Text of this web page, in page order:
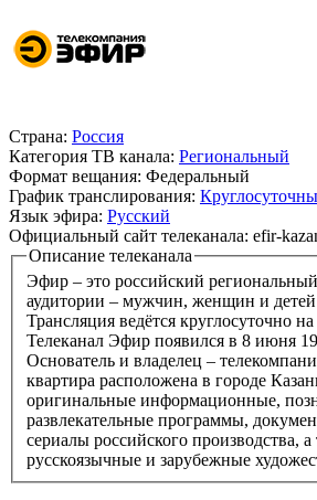
Страна: Россия
Категория ТВ канала: Региональный
Формат вещания: Федеральный
График транслирования:
Язык эфира: Русский
Официальный сайт телеканала: efir-
Описание телеканала
Эфир – это российский
аудитории – мужчин, женщин и детей
Трансляция ведётся круглосуточно
Телеканал Эфир появился в 8 июня
Основатель и владелец –
квартира расположена в городе
оригинальные информационные,
развлекательные программы,
сериалы российского производства, а
русскоязычные и зарубежные